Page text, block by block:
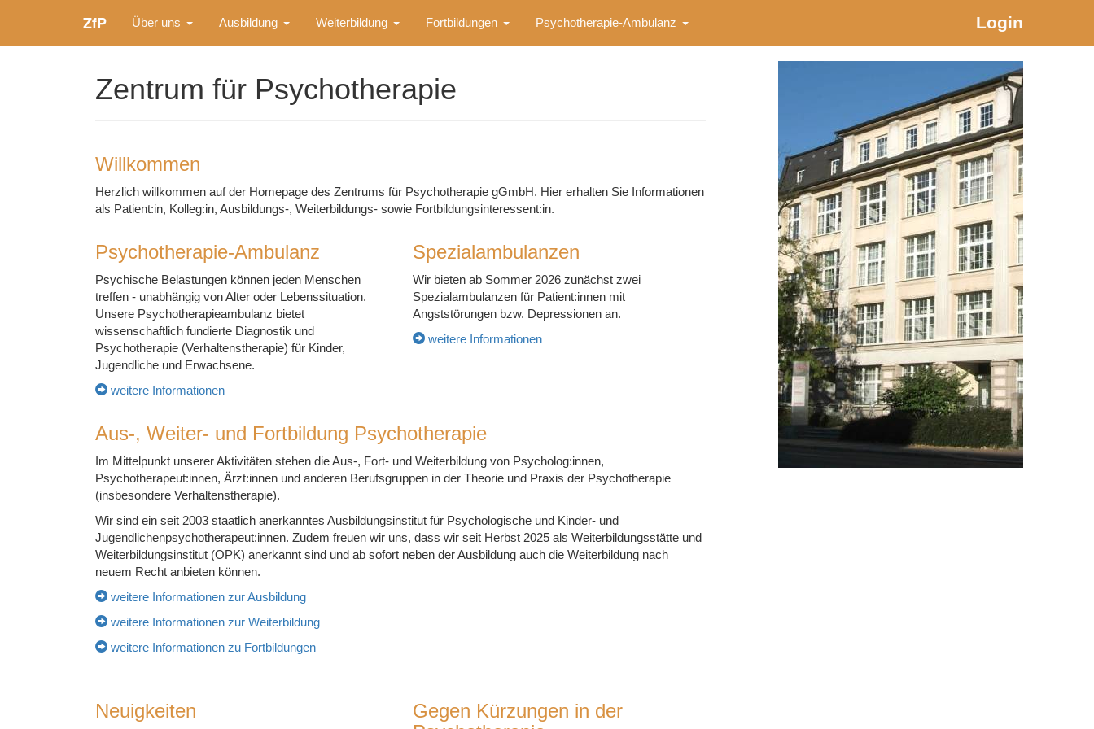
ZfP Über uns Ausbildung Weiterbildung Fortbildungen Psychotherapie-Ambulanz Login
Zentrum für Psychotherapie
Willkommen
Herzlich willkommen auf der Homepage des Zentrums für Psychotherapie gGmbH. Hier erhalten Sie Informationen
als Patient:in, Kolleg:in, Ausbildungs-, Weiterbildungs- sowie Fortbildungsinteressent:in.
Psychotherapie-Ambulanz
Psychische Belastungen können jeden Menschen
treffen - unabhängig von Alter oder Lebenssituation.
Unsere Psychotherapieambulanz bietet
wissenschaftlich fundierte Diagnostik und
Psychotherapie (Verhaltenstherapie) für Kinder,
Jugendliche und Erwachsene.
weitere Informationen
Spezialambulanzen
Wir bieten ab Sommer 2026 zunächst zwei
Spezialambulanzen für Patient:innen mit
Angststörungen bzw. Depressionen an.
weitere Informationen
Aus-, Weiter- und Fortbildung Psychotherapie
Im Mittelpunkt unserer Aktivitäten stehen die Aus-, Fort- und Weiterbildung von Psycholog:innen,
Psychotherapeut:innen, Ärzt:innen und anderen Berufsgruppen in der Theorie und Praxis der Psychotherapie
(insbesondere Verhaltenstherapie).
Wir sind ein seit 2003 staatlich anerkanntes Ausbildungsinstitut für Psychologische und Kinder- und
Jugendlichenpsychotherapeut:innen. Zudem freuen wir uns, dass wir seit Herbst 2025 als Weiterbildungsstätte und
Weiterbildungsinstitut (OPK) anerkannt sind und ab sofort neben der Ausbildung auch die Weiterbildung nach
neuem Recht anbieten können.
weitere Informationen zur Ausbildung
weitere Informationen zur Weiterbildung
weitere Informationen zu Fortbildungen
Neuigkeiten
Gegen Kürzungen in der